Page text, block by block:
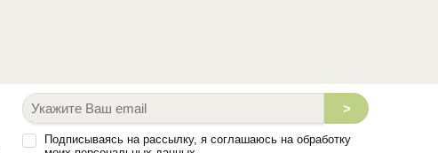
>
Подписываясь на рассылку, я соглашаюсь на обработку